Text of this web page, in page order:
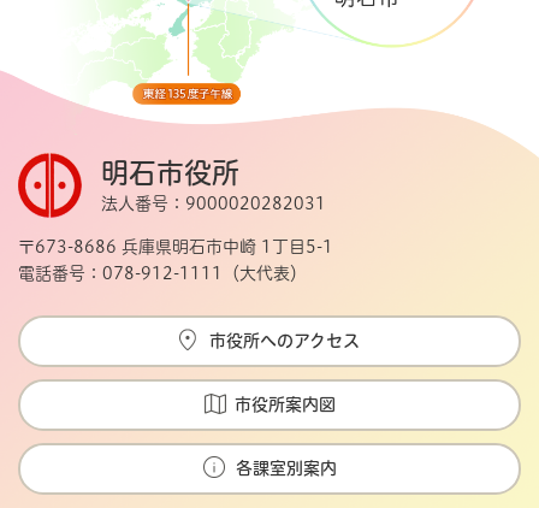
明石市役所
法人番号：9000020282031
〒673-8686 兵庫県明石市中崎 1丁目5-1
電話番号：078-912-1111（大代表）
市役所へのアクセス
市役所案内図
各課室別案内